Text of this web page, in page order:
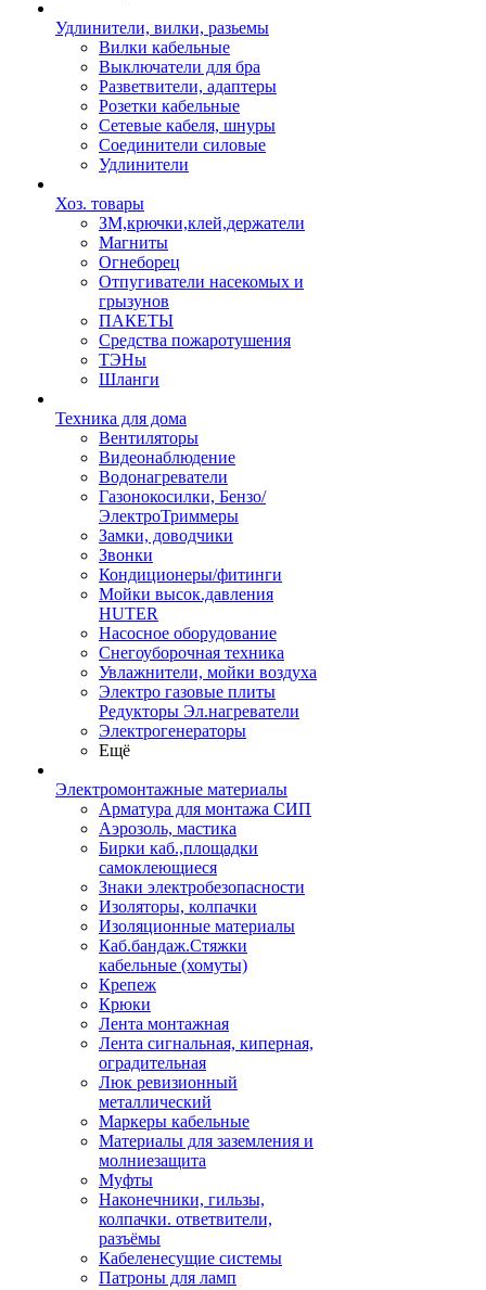
Удлинители, вилки, разьемы
Вилки кабельные
Выключатели для бра
Разветвители, адаптеры
Розетки кабельные
Сетевые кабеля, шнуры
Соединители силовые
Удлинители
Хоз. товары
ЗМ,крючки,клей,держатели
Магниты
Огнеборец
Отпугиватели насекомых и
грызунов
ПАКЕТЫ
Средства пожаротушения
ТЭНы
Шланги
Техника для дома
Вентиляторы
Видеонаблюдение
Водонагреватели
Газонокосилки, Бензо/
ЭлектроТриммеры
Замки, доводчики
Звонки
Кондиционеры/фитинги
Мойки высок.давления
HUTER
Насосное оборудование
Снегоуборочная техника
Увлажнители, мойки воздуха
Электро газовые плиты
Редукторы Эл.нагреватели
Электрогенераторы
Ещё
Электромонтажные материалы
Арматура для монтажа СИП
Аэрозоль, мастика
Бирки каб.,площадки
самоклеющиеся
Знаки электробезопасности
Изоляторы, колпачки
Изоляционные материалы
Каб.бандаж.Стяжки
кабельные (хомуты)
Крепеж
Крюки
Лента монтажная
Лента сигнальная, киперная,
оградительная
Люк ревизионный
металлический
Маркеры кабельные
Материалы для заземления и
молниезащита
Муфты
Наконечники, гильзы,
колпачки. ответвители,
разъёмы
Кабеленесущие системы
Патроны для ламп